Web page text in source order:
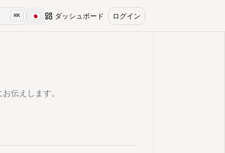
⌘K 🇯🇵Toggle language
ダッシュボード ログイン
伝えします。